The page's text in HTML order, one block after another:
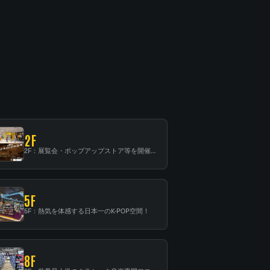
2F
2F：展覧会・ポップアップストア等を開催！大型催事スペース「TOWER SPACE SHIBUYA」
5F
5F：熱気を体感する日本一のK-POP空間！
8F